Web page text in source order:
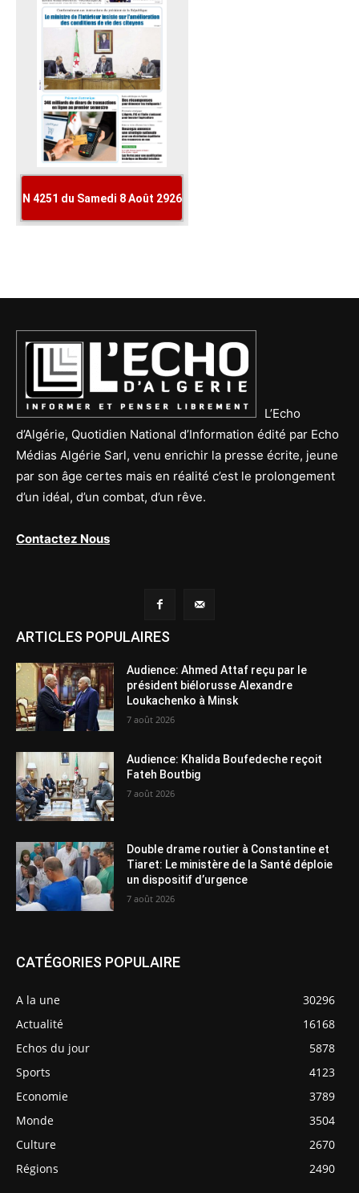
L’Echo
d’Algérie, Quotidien National d’Information édité par Echo
Médias Algérie Sarl, venu enrichir la presse écrite, jeune
par son âge certes mais en réalité c’est le prolongement
d’un idéal, d’un combat, d’un rêve.
Contactez Nous
ARTICLES POPULAIRES
Audience: Ahmed Attaf reçu par le
président biélorusse Alexandre
Loukachenko à Minsk
7 août 2026
Audience: Khalida Boufedeche reçoit
Fateh Boutbig
7 août 2026
Double drame routier à Constantine et
Tiaret: Le ministère de la Santé déploie
un dispositif d’urgence
7 août 2026
CATÉGORIES POPULAIRE
A la une
30296
Actualité
16168
Echos du jour
5878
Sports
4123
Economie
3789
Monde
3504
Culture
2670
Régions
2490